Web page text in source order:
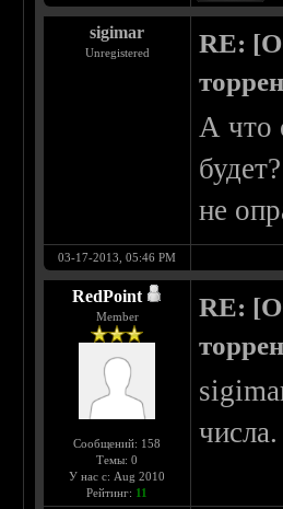
sigimar
Unregistered
RE:
А что
не
03-17-2013, 05:46 PM
RedPoint
Member
Сообщений: 158
Темы: 0
У нас с: Aug 2010
Рейтинг: 11
RE: